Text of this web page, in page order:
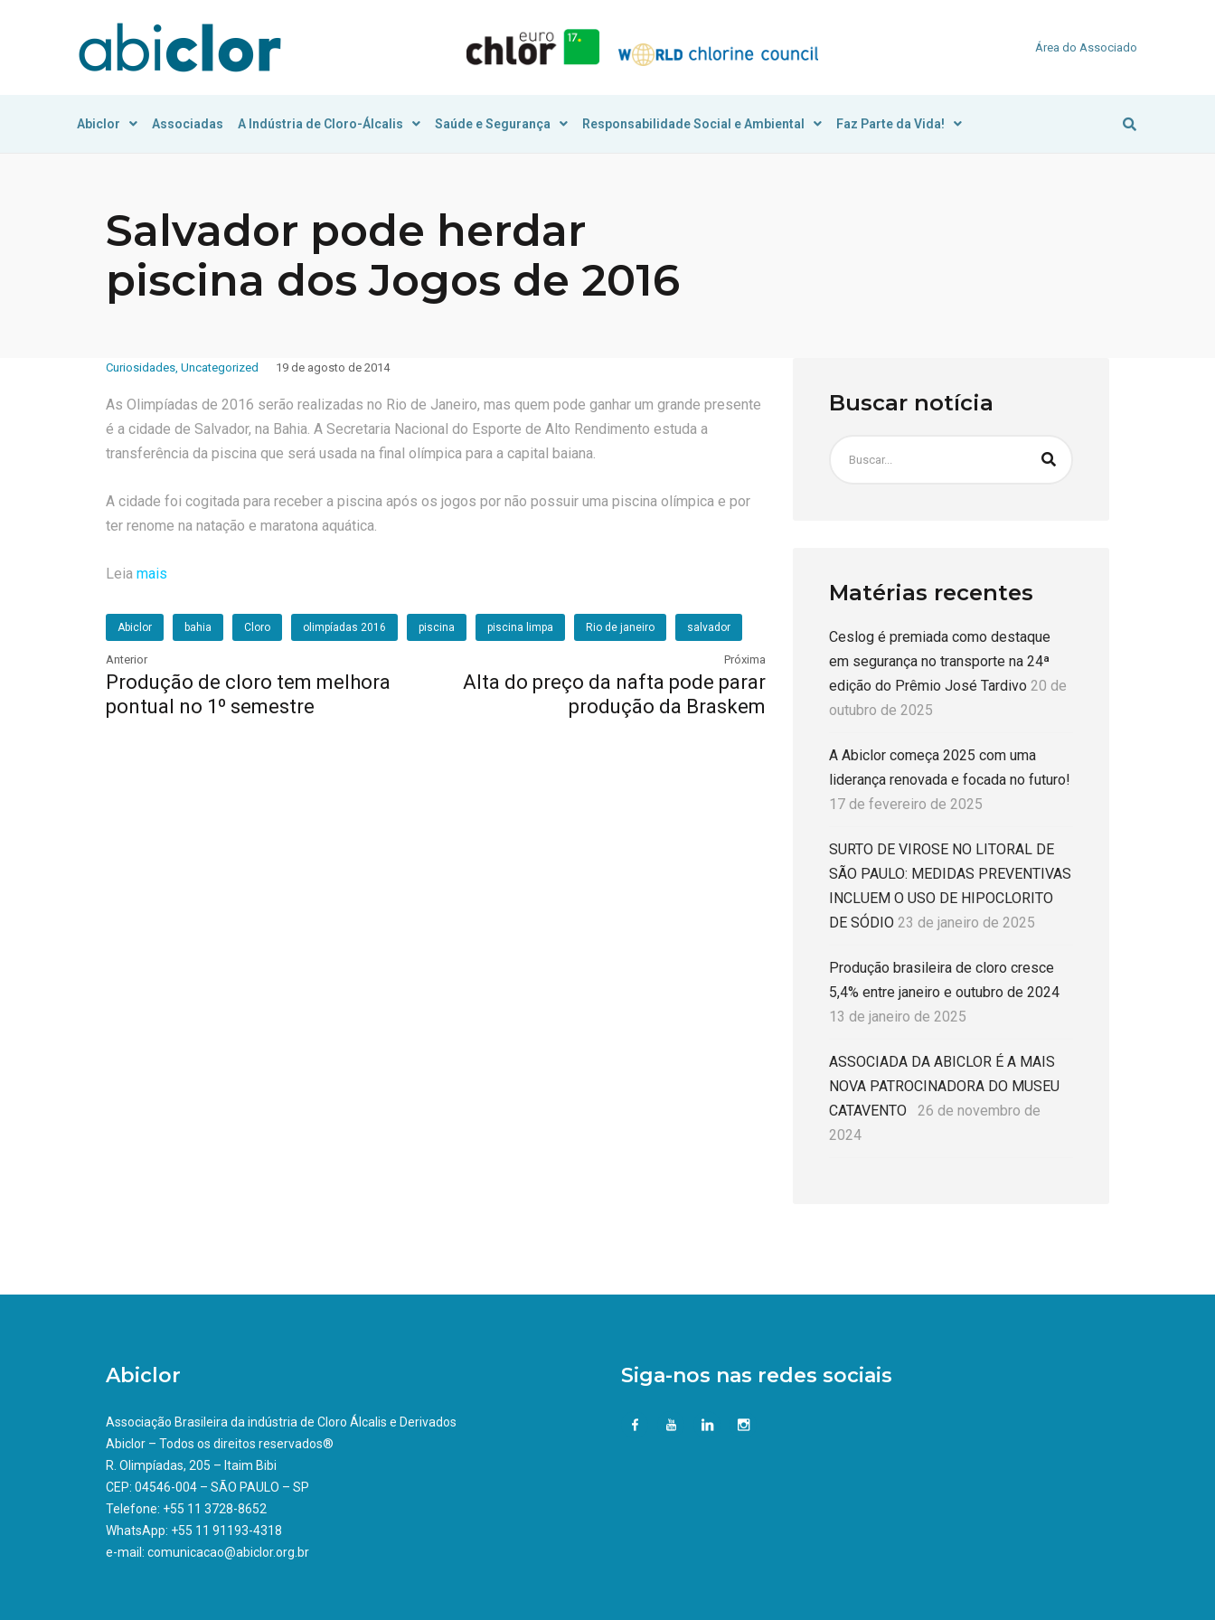
Área do Associado
Abiclor Associadas A Indústria de Cloro-Álcalis Saúde e Segurança Responsabilidade Social e Ambiental Faz Parte da Vida!
Salvador pode herdar
piscina dos Jogos de 2016
Curiosidades, Uncategorized 19 de agosto de 2014
As Olimpíadas de 2016 serão realizadas no Rio de Janeiro, mas quem pode ganhar um grande presente
é a cidade de Salvador, na Bahia. A Secretaria Nacional do Esporte de Alto Rendimento estuda a
transferência da piscina que será usada na final olímpica para a capital baiana.
A cidade foi cogitada para receber a piscina após os jogos por não possuir uma piscina olímpica e por
ter renome na natação e maratona aquática.
Leia mais
Abiclor bahia Cloro olimpíadas 2016 piscina piscina limpa Rio de janeiro salvador
Anterior
Produção de cloro tem melhora
pontual no 1º semestre
Próxima
Alta do preço da nafta pode parar
produção da Braskem
Buscar notícia
Matérias recentes
Ceslog é premiada como destaque
em segurança no transporte na 24ª
edição do Prêmio José Tardivo 20 de
outubro de 2025
A Abiclor começa 2025 com uma
liderança renovada e focada no futuro!
17 de fevereiro de 2025
SURTO DE VIROSE NO LITORAL DE
SÃO PAULO: MEDIDAS PREVENTIVAS
INCLUEM O USO DE HIPOCLORITO
DE SÓDIO 23 de janeiro de 2025
Produção brasileira de cloro cresce
5,4% entre janeiro e outubro de 2024
13 de janeiro de 2025
ASSOCIADA DA ABICLOR É A MAIS
NOVA PATROCINADORA DO MUSEU
CATAVENTO
26 de novembro de
2024
Abiclor
Associação Brasileira da indústria de Cloro Álcalis e Derivados
Abiclor – Todos os direitos reservados®
R. Olimpíadas, 205 – Itaim Bibi
CEP: 04546-004 – SÃO PAULO – SP
Telefone: +55 11 3728-8652
WhatsApp: +55 11 91193-4318
e-mail: comunicacao@abiclor.org.br
Siga-nos nas redes sociais